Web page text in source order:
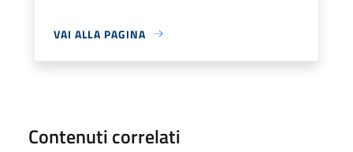
VAI ALLA PAGINA
Contenuti correlati